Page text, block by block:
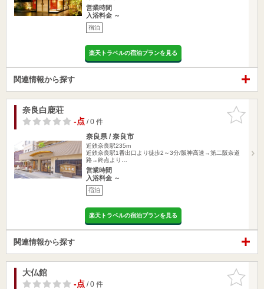
営業時間
入浴料金 ～
宿泊
楽天トラベルの宿泊プランを見る
関連情報から探す
お気に入
りに追加
奈良白鹿荘
-点/ 0 件
奈良県 / 奈良市
近鉄奈良駅235m
近鉄奈良駅1番出口より徒歩2～3分/阪神高速→第二阪奈道
路→終点より…
営業時間
入浴料金 ～
宿泊
楽天トラベルの宿泊プランを見る
関連情報から探す
お気に入
りに追加
大仏館
-点/ 0 件